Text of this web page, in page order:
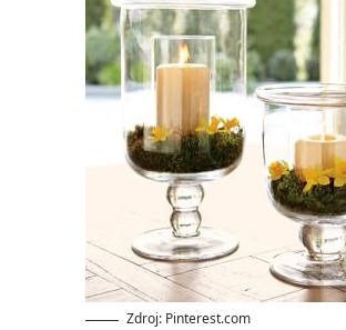
Zdroj: Pinterest.com